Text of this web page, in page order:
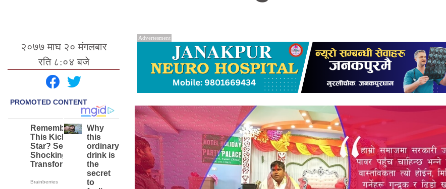
२०७७ माघ २० मंगलबार
रति ८:०४ बजे
Advertesment